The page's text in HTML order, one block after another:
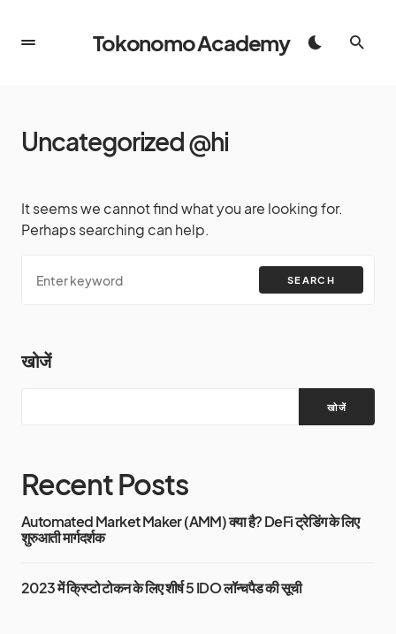
Tokonomo Academy
Uncategorized @hi
It seems we cannot find what you are looking for.
Perhaps searching can help.
SEARCH
खोजें
खोजें
Recent Posts
Automated Market Maker (AMM) क्या है? DeFi ट्रेडिंग के लिए
शुरुआती मार्गदर्शक
2023 में क्रिप्टो टोकन के लिए शीर्ष 5 IDO लॉन्चपैड की सूची